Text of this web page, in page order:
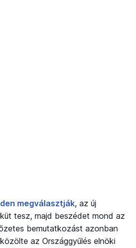
megválasztják, az új
tesz, majd beszédet mond az
bemutatkozást azonban
az Országgyűlés elnöki